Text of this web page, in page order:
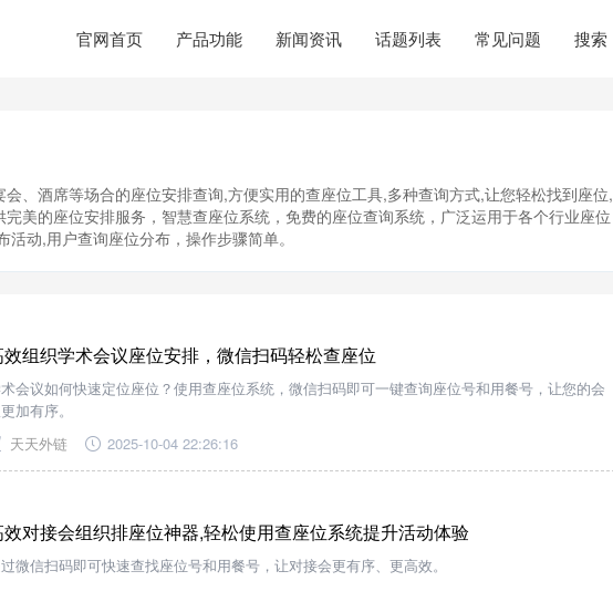
官网首页 产品功能 新闻资讯 话题列表 常见问题 搜索
会、酒席等场合的座位安排查询,方便实用的查座位工具,多种查询方式,让您轻松找到座位,
完美的座位安排服务，智慧查座位系统，免费的座位查询系统，广泛运用于各个行业座位
活动,用户查询座位分布，操作步骤简单。
组织学术会议座位安排，微信扫码轻松查座位
会议如何快速定位座位？使用查座位系统，微信扫码即可一键查询座位号和用餐号，让您的会
加有序。
天天外链
2025-10-04 22:26:16
对接会组织排座位神器,轻松使用查座位系统提升活动体验
微信扫码即可快速查找座位号和用餐号，让对接会更有序、更高效。